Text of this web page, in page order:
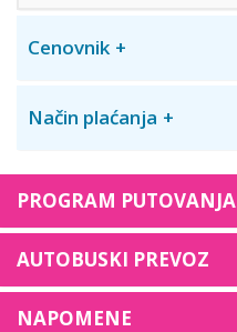
Cenovnik
Način plaćanja
PROGRAM PUTOVANJA
AUTOBUSKI PREVOZ
NAPOMENE